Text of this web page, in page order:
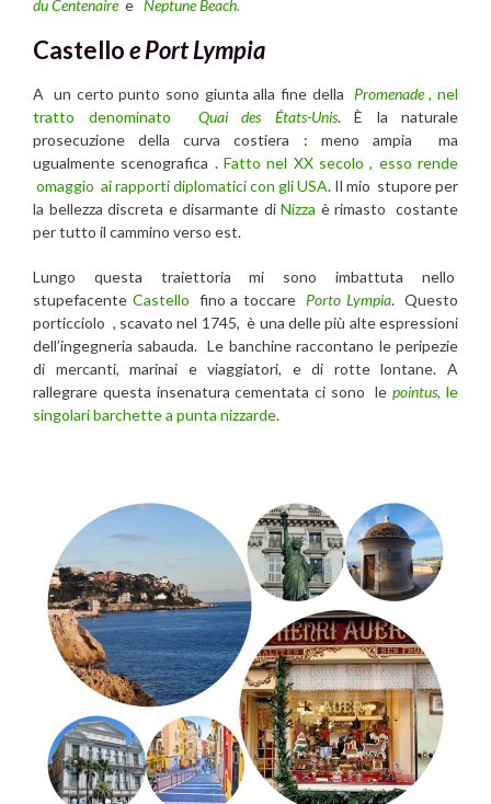
du Centenairee Neptune Beach.
Castelloe Port Lympia
A un certo punto sono giunta alla fine della Promenade, nel
tratto denominato Quai des États-Unis. È la naturale
prosecuzione della curva costiera : meno ampia ma
ugualmente scenografica . Fatto nel XX secolo , esso rende
omaggio ai rapporti diplomatici con gli USA. Il mio stupore per
la bellezza discreta e disarmante di Nizza è rimasto costante
per tutto il cammino verso est.
Lungo questa traiettoria mi sono imbattuta nello
stupefacente Castello fino a toccare Porto Lympia. Questo
porticciolo , scavato nel 1745, è una delle più alte espressioni
dell’ingegneria sabauda. Le banchine raccontano le peripezie
di mercanti, marinai e viaggiatori, e di rotte lontane. A
rallegrare questa insenatura cementata ci sono lepointus, le
singolari barchette a punta nizzarde.